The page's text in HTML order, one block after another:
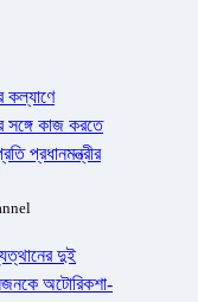
কল্যাণে
সঙ্গে কাজ করতে
প্রধানমন্ত্রীর
দুই
অটোরিকশা-